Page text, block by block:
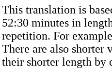
This translation is
52:30 minutes in
repetition. For
There are also shorter
their shorter length by